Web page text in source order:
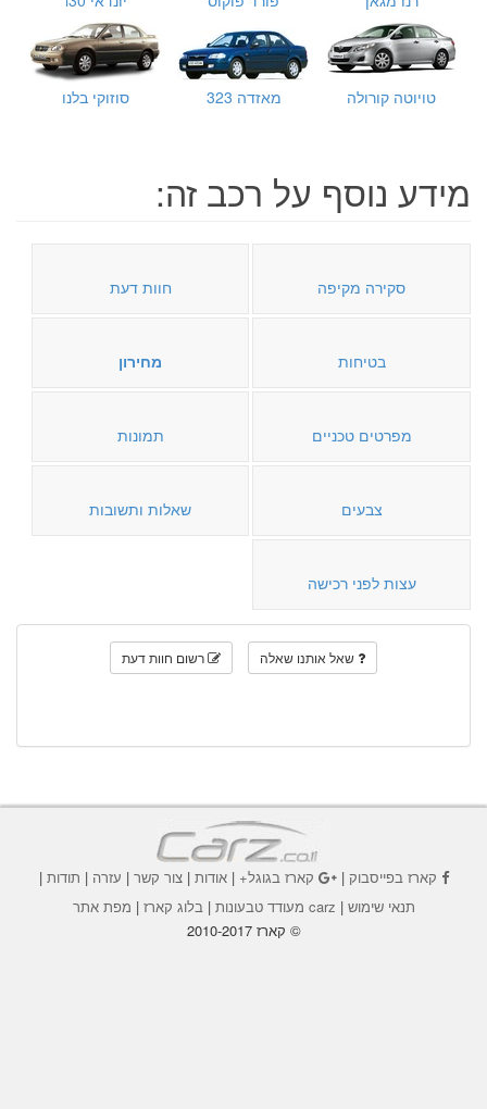
טויוטה קורולה מאזדה 323 סוזוקי בלנו
מידע נוסף על רכב זה:
סקירה מקיפה חוות דעת
בטיחות מחירון
מפרטים טכניים תמונות
צבעים שאלות ותשובות
עצות לפני רכישה
שאל אותנו שאלה רשום חוות דעת
קארז בפייסבוק| קארז בגוגל+|אודות |צור קשר | עזרה | תודות |
תנאי שימוש | carz מעודד טבעונות | בלוג קארז | מפת אתר
© קארז 2010-2017